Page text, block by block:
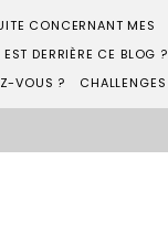
CONCERNANT MES
DERRIÈRE CE BLOG ?
VOUS ? CHALLENGES